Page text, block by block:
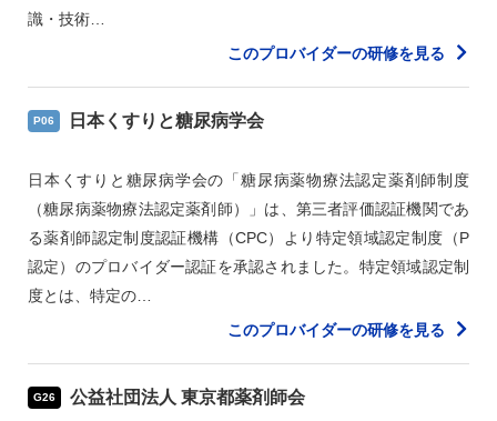
識・技術…
このプロバイダーの研修を見る
P06 日本くすりと糖尿病学会
日本くすりと糖尿病学会の「糖尿病薬物療法認定薬剤師制度
（糖尿病薬物療法認定薬剤師）」は、第三者評価認証機関であ
る薬剤師認定制度認証機構（CPC）より特定領域認定制度（P
認定）のプロバイダー認証を承認されました。特定領域認定制
度とは、特定の…
このプロバイダーの研修を見る
G26 公益社団法人 東京都薬剤師会